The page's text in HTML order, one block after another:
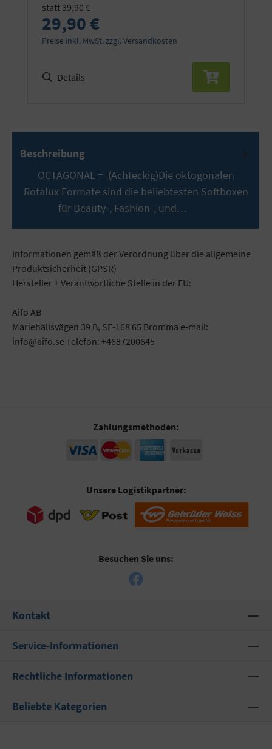
statt 39,90 €
29,90 €
Preise inkl. MwSt. zzgl. Versandkosten
Details
Beschreibung
OCTAGONAL = (Achteckig)Die oktogonalen
Rotalux Formate sind die beliebtesten Softboxen
für Beauty-, Fashion-, und…
Informationen gemäß der Verordnung über die allgemeine
Produktsicherheit (GPSR)
Hersteller + Verantwortliche Stelle in der EU:
Aifo AB
Mariehällsvägen 39 B, SE-168 65 Bromma e-mail:
info@aifo.se Telefon: +4687200645
Zahlungsmethoden:
Unsere Logistikpartner:
Besuchen Sie uns:
Kontakt
Service-Informationen
Rechtliche Informationen
Beliebte Kategorien